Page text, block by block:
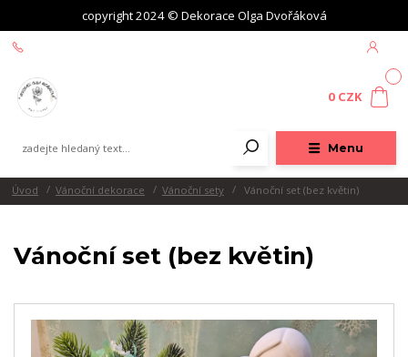
copyright 2024 © Dekorace Olga Dvořáková
Menu
0 CZK
Úvod Vánoční dekorace Vánoční sety Vánoční set (bez květin)
Vánoční set (bez květin)